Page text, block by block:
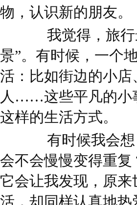
物，认识新的朋友。
我觉得，旅行
景”。有时候，一个
活：比如街边的小
人……这些平凡的小
这样的生活方式。
有时候我会想
会不会慢慢变得重
它会让我发现，原
活，却同样认真地